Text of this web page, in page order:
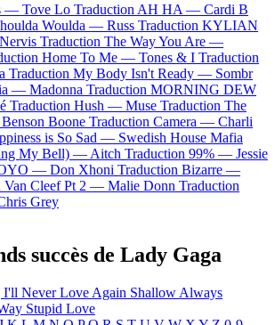
— Tove Lo Traduction AH HA — Cardi B
Woulda — Russ Traduction KYLIAN
Traduction The Way You Are —
Home To Me — Tones & I Traduction
Traduction My Body Isn't Ready — Sombr
— Madonna Traduction MORNING DEW
Traduction Hush — Muse Traduction The
Benson Boone Traduction Camera — Charli
is So Sad — Swedish House Mafia
My Bell) — Aitch Traduction 99% — Jessie
— Don Xhoni Traduction Bizarre —
Van Cleef Pt 2 — Malie Donn Traduction
Grey
succès de Lady Gaga
I'll Never Love Again Shallow Always
Stupid Love